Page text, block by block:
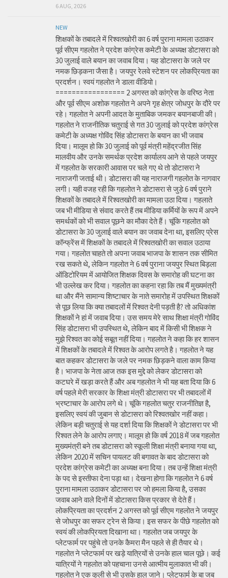
6 AUG, 2026
NEW
शिक्षकों के तबादले में रिश्वतखोरी का 6 वर्ष पुराना मामला उठाकर
पूर्व सीएम गहलोत ने प्रदेश कांग्रेस कमेटी के अध्यक्ष डोटासरा को
30 जुलाई वाले बयान का जवाब दिया। यह डोटासरा के जले पर
नमक छिड़कना जैसा है। जयपुर रेलवे स्टेशन पर लोकप्रियता का
प्रदर्शन। स्वयं गहलोत ने डाला वीडियो।
================= 2 अगस्त को कांग्रेस के वरिष्ठ नेता
और पूर्व सीएम अशोक गहलोत ने अपने गृह क्षेत्र जोधपुर के दौरे पर
रहे। गहलोत ने अपनी आदत के मुताबिक जमकर बयानबाजी की।
गहलोत ने राजनीतिक चतुराई से गत 30 जुलाई को प्रदेश कांग्रेस
कमेटी के अध्यक्ष गोविंद सिंह डोटासरा के बयान का भी जवाब
दिया। मालूम हो कि 30 जुलाई को पूर्व मंत्री महेंद्रजीत सिंह
मालवीय और उनके समर्थक प्रदेश कार्यालय आने से पहले जयपुर
में गहलोत के सरकारी आवास पर चले गए थे तो डोटासरा ने
नाराजगी जताई थी। डोटासरा की यह नाराजगी गहलोत के नागवार
लगी। यही वजह रही कि गहलोत ने डोटासरा से जुड़े 6 वर्ष पुराने
शिक्षकों के तबादले में रिश्वतखोरी का मामला उठा दिया। गहलाते
जब भी मीडिया से संवाद करते हैं तब मीडिया कर्मियों के रूप में अपने
समर्थकों को भी सवाल पूछने का मौका देते हैं। चूंकि गहलोत को
डोटासरा के 30 जुलाई वाले बयान का जवाब देना था, इसलिए प्रेस
कॉन्फ्रेंस में शिक्षकों के तबादले में रिश्वतखोरी का सवाल उठाया
गया। गहलोत चाहते तो अपना जवाब भाजपा के शासन तक सीमित
रख सकते थे, लेकिन गहलोत ने 6 वर्ष पुराना जयपुर स्थित बिड़ला
ऑडिटोरियम में आयोजित शिक्षक दिवस के समारोह की घटना का
भी उल्लेख कर दिया। गहलोत का कहना रहा कि तब मैं मुख्यमंत्री
था और मैंने सामान्य शिष्टाचार के नाते समारोह में उपस्थित शिक्षकों
से पूछ लिया कि क्या तबादलों में रिश्वत देनी पड़ती है? तो अधिकांश
शिक्षकों ने हां में जवाब दिया। उस समय मेरे साथ शिक्षा मंत्री गोविंद
सिंह डोटासरा भी उपस्थित थे, लेकिन बाद में किसी भी शिक्षक ने
मुझे रिश्वत का कोई सबूत नहीं दिया। गहलोत ने कहा कि हर शासन
में शिक्षकों के तबादले में रिश्वत के आरोप लगते है। गहलोत ने यह
बात कहकर डोटासरा के जले पर नमक छिड़कने वाला काम किया
है। भाजपा के नेता आज तक इस मुद्दे को लेकर डोटासरा को
कटघरे में खड़ा करते हैं और अब गहलोत ने भी यह बता दिया कि 6
वर्ष पहले मेरी सरकार के शिक्षा मंत्री डोटासरा पर भी तबादलों में
भ्रष्टाचार के आरोप लगे थे। चूंकि गहलोत चतुर राजनीतिज्ञ है,
इसलिए स्वयं की जुबान से डोटासरा को रिश्वतखोर नहीं कहा।
लेकिन बड़ी चतुराई से यह दर्शा दिया कि शिक्षकों ने डोटासरा पर भी
रिश्वत लेने के आरोप लगाए। मालूम हो कि वर्ष 2018 में जब गहलोत
मुख्यमंत्री बने तब डोटासरा को स्कूली शिक्षा मंत्री बनाया गया था,
लेकिन 2020 में सचिन पायलट की बगावत के बाद डोटासरा को
प्रदेश कांग्रेस कमेटी का अध्यक्ष बना दिया। तब उन्हें शिक्षा मंत्री
के पद से इस्तीफा देना पड़ा था। देखना होगा कि गहलोत ने 6 वर्ष
पुराना मामला उठाकर डोटासरा पर जो हमला किया है, उसका
जवाब आने वाले दिनों में डोटासरा किस प्रकार से देते हैं।
लोकप्रियता का प्रदर्शन 2 अगस्त को पूर्व सीएम गहलोत ने जयपुर
से जोधपुर का सफर ट्रेन से किया। इस सफर के पीछे गहलोत को
स्वयं की लोकप्रियता दिखाना था। गहलोत जब जयपुर के
प्लेटफार्म पर पहुंचे तो उनके कैमरा मैन पहले से ही तैयार थे।
गहलोत ने प्लेटफार्म पर खड़े यात्रियों से उनके हाल चाल पूछे। कई
यात्रियों ने गहलोत को पहचाना उनसे आत्मीय मुलाकात भी की।
गहलोत ने एक कुली से भी उसके हाल जाने। प्लेटफार्म के बा जब